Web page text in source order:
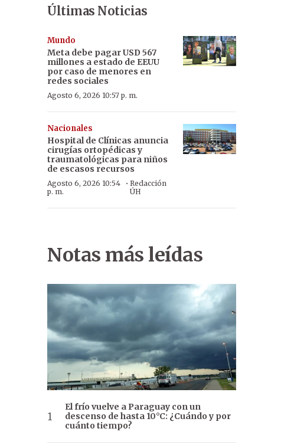
Últimas Noticias
Mundo
Meta debe pagar USD 567
millones a estado de EEUU
por caso de menores en
redes sociales
Agosto 6, 2026 10:57 p. m.
Nacionales
Hospital de Clínicas anuncia
cirugías ortopédicas y
traumatológicas para niños
de escasos recursos
Agosto 6, 2026 10:54
p. m.
· Redacción
ÚH
Notas más leídas
El frío vuelve a Paraguay con un
descenso de hasta 10°C: ¿Cuándo y por
cuánto tiempo?